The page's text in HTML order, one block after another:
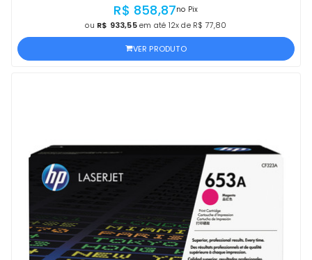
R$ 858,87no Pix
ou R$ 933,55em até 12x de R$ 77,80
VER PRODUTO